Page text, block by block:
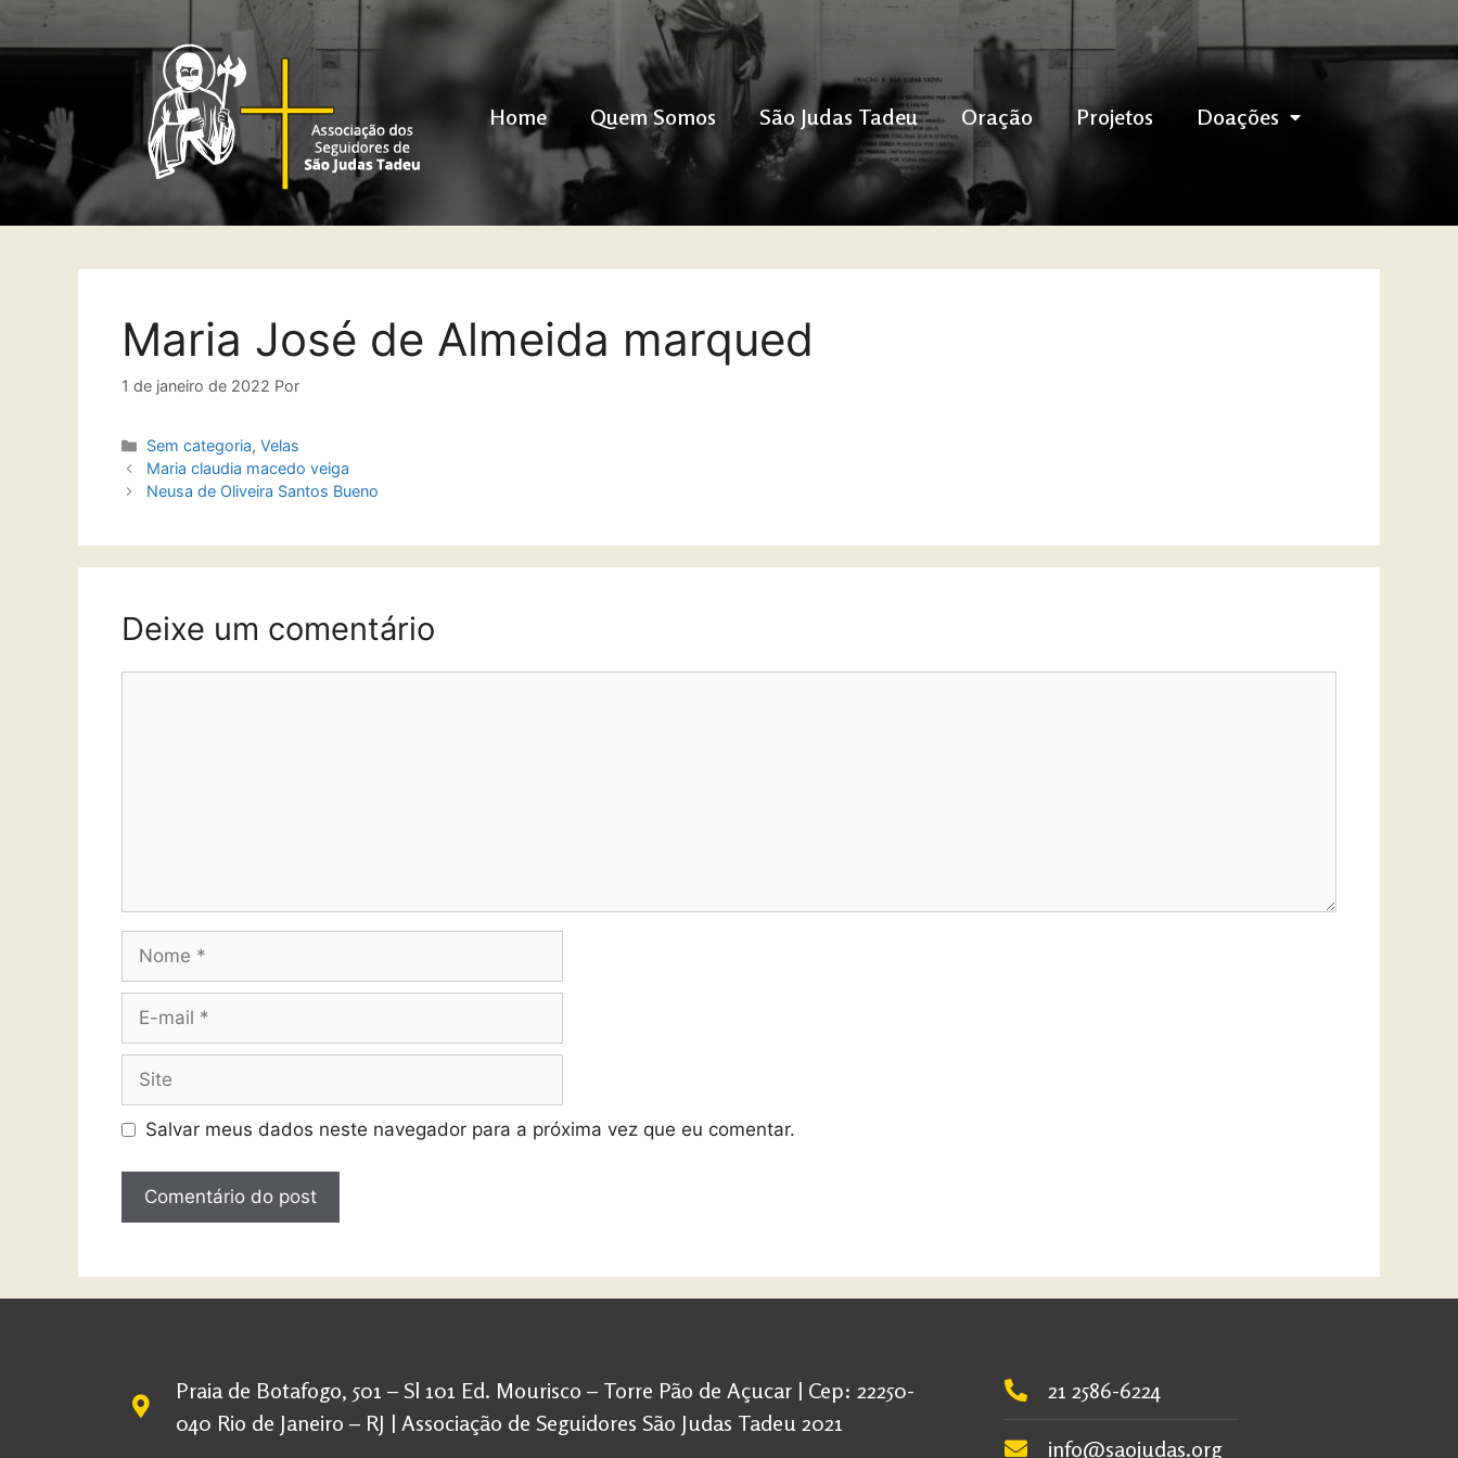
Home Quem Somos São Judas Tadeu Oração Projetos Doações
Maria José de Almeida marqued
1 de janeiro de 2022 Por
Sem categoria,Velas
Maria claudia macedo veiga
Neusa de Oliveira Santos Bueno
Deixe um comentário
Salvar meus dados neste navegador para a próxima vez que eu comentar.
Praia de Botafogo, 501 – Sl 101 Ed. Mourisco – Torre Pão de Açucar | Cep: 22250-
040 Rio de Janeiro – RJ | Associação de Seguidores São Judas Tadeu 2021
21 2586-6224
info@saojudas.org